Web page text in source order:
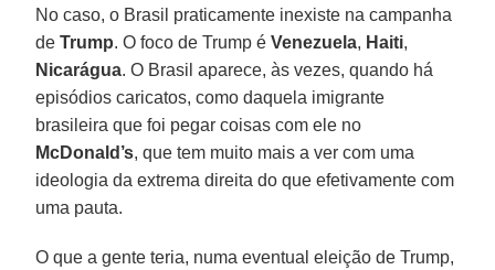
No caso, o Brasil praticamente inexiste na campanha
deTrump. O foco de Trump éVenezuela, Haiti,
Nicarágua. O Brasil aparece, às vezes, quando há
episódios caricatos, como daquela imigrante
brasileira que foi pegar coisas com ele no
McDonald’s, que tem muito mais a ver com uma
ideologia da extrema direita do que efetivamente com
uma pauta.
O que a gente teria, numa eventual eleição de Trump,